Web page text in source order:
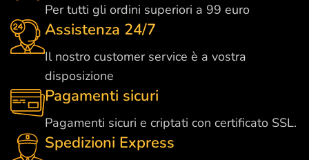
Per tutti gli ordini superiori a 99 euro
Assistenza 24/7
Il nostro customer service è a vostra
disposizione
Pagamenti sicuri
Pagamenti sicuri e criptati con certificato SSL.
Spedizioni Express